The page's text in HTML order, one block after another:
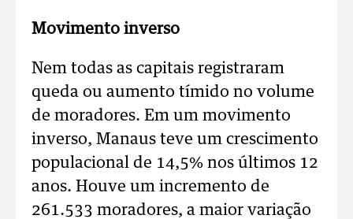
Movimento inverso
Nem todas as capitais registraram
queda ou aumento tímido no volume
de moradores. Em um movimento
inverso, Manaus teve um crescimento
populacional de 14,5% nos últimos 12
anos. Houve um incremento de
261.533 moradores, a maior variação